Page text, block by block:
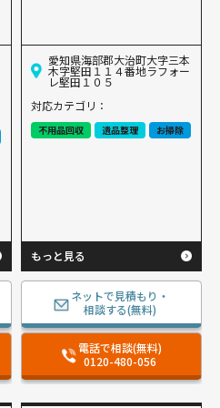
愛知県海部郡大治町大字三本
木字堅田１１４番地ラフォー
レ堅田１０５
対応カテゴリ：
不用品回収 遺品整理 お掃除
もっと見る
ネットで見積もり・
相談する(無料)
電話で相談(無料)
0120-480-056